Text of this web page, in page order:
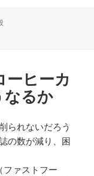
に
ヒーカ
なるか
られないだろう
の数が減り、困
ファストフー